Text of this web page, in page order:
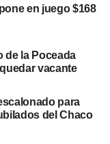
en juego $168
de la Poceada
vacante
para
del Chaco